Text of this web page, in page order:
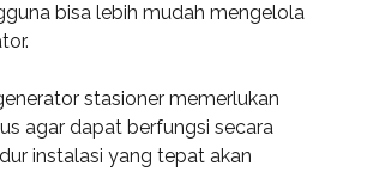
bisa lebih mudah mengelola
stasioner memerlukan
agar dapat berfungsi secara
instalasi yang tepat akan